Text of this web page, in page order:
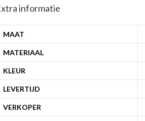
informatie
MAAT
MATERIAAL
KLEUR
LEVERTIJD
VERKOPER